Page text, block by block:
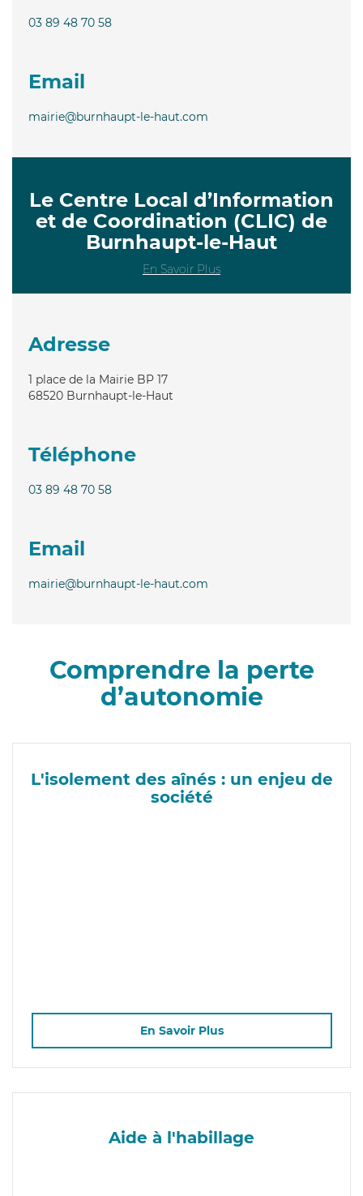
03 89 48 70 58
Email
mairie@burnhaupt-le-haut.com
Le Centre Local d’Information
et de Coordination (CLIC) de
Burnhaupt-le-Haut
En Savoir Plus
Adresse
1 place de la Mairie BP 17
68520 Burnhaupt-le-Haut
Téléphone
03 89 48 70 58
Email
mairie@burnhaupt-le-haut.com
Comprendre la perte
d’autonomie
L'isolement des aînés : un enjeu de
société
En Savoir Plus
Aide à l'habillage